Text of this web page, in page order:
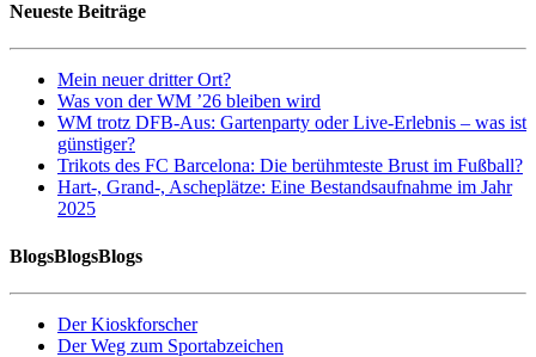
Neueste Beiträge
Mein neuer dritter Ort?
Was von der WM ’26 bleiben wird
WM trotz DFB-Aus: Gartenparty oder Live-Erlebnis – was ist
günstiger?
Trikots des FC Barcelona: Die berühmteste Brust im Fußball?
Hart-, Grand-, Ascheplätze: Eine Bestandsaufnahme im Jahr
2025
BlogsBlogsBlogs
Der Kioskforscher
Der Weg zum Sportabzeichen